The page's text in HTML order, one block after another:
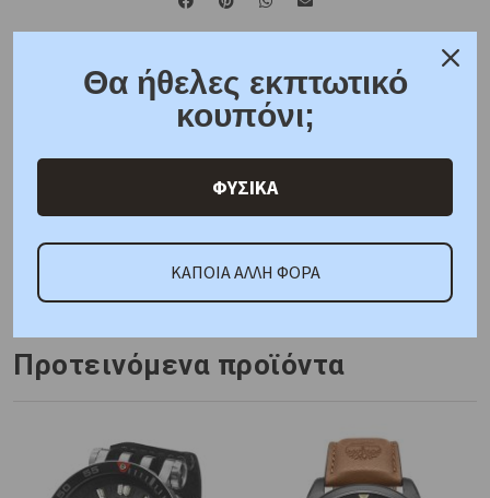
Γιατί εμάς Ρωτήστε μας
Κωδικός Προμηθευτή:
Προτεινόμενα προϊόντα
Θα ήθελες εκπτωτικό
κουπόνι;
ΦΥΣΙΚΑ
ΚΑΠΟΙΑ ΑΛΛΗ ΦΟΡΑ